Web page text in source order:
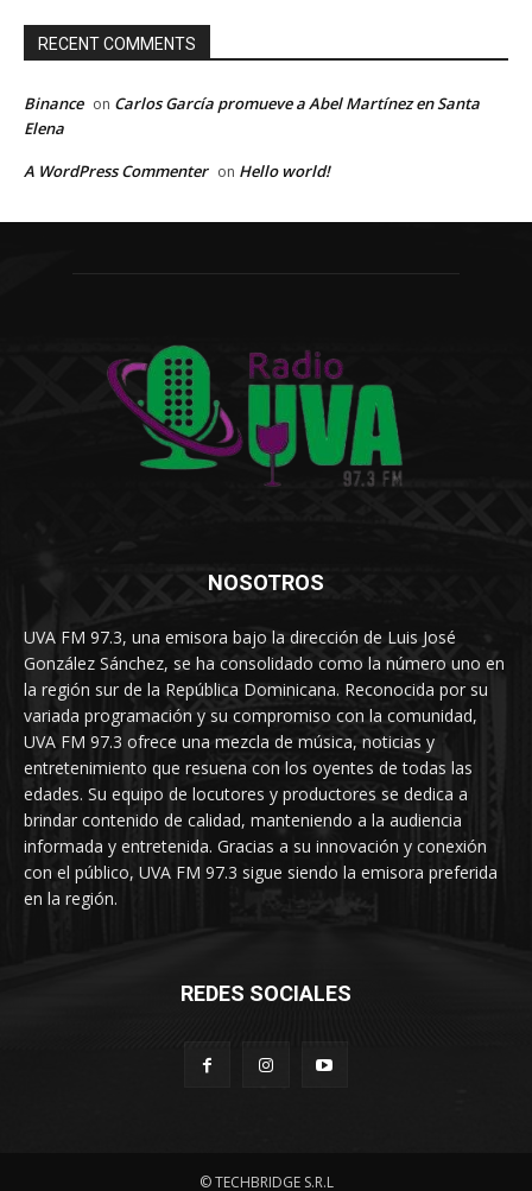
RECENT COMMENTS
Binance on Carlos García promueve a Abel Martínez en Santa
Elena
A WordPress Commenter on Hello world!
NOSOTROS
UVA FM 97.3, una emisora bajo la dirección de Luis José
González Sánchez, se ha consolidado como la número uno en
la región sur de la República Dominicana. Reconocida por su
variada programación y su compromiso con la comunidad,
UVA FM 97.3 ofrece una mezcla de música, noticias y
entretenimiento que resuena con los oyentes de todas las
edades. Su equipo de locutores y productores se dedica a
brindar contenido de calidad, manteniendo a la audiencia
informada y entretenida. Gracias a su innovación y conexión
con el público, UVA FM 97.3 sigue siendo la emisora preferida
en la región.
REDES SOCIALES
© TECHBRIDGE S.R.L